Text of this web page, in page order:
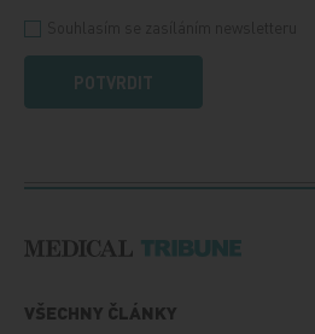
POTVRDIT
VŠECHNY ČLÁNKY